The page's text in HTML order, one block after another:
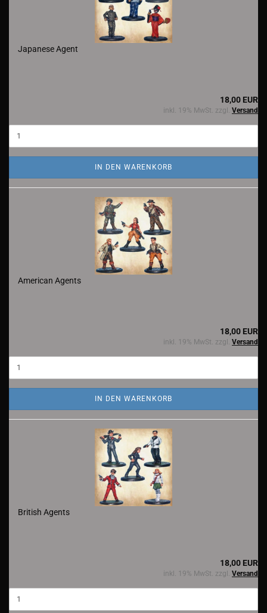
Japanese Agent
18,00 EUR
inkl. 19% MwSt. zzgl. Versand
IN DEN WARENKORB
American Agents
18,00 EUR
inkl. 19% MwSt. zzgl. Versand
IN DEN WARENKORB
British Agents
18,00 EUR
inkl. 19% MwSt. zzgl. Versand